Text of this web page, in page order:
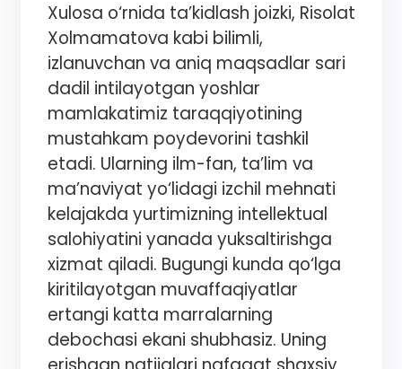
Xulosa o‘rnida ta’kidlash joizki, Risolat
Xolmamatova kabi bilimli,
izlanuvchan va aniq maqsadlar sari
dadil intilayotgan yoshlar
mamlakatimiz taraqqiyotining
mustahkam poydevorini tashkil
etadi. Ularning ilm-fan, ta’lim va
ma’naviyat yo‘lidagi izchil mehnati
kelajakda yurtimizning intellektual
salohiyatini yanada yuksaltirishga
xizmat qiladi. Bugungi kunda qo‘lga
kiritilayotgan muvaffaqiyatlar
ertangi katta marralarning
debochasi ekani shubhasiz. Uning